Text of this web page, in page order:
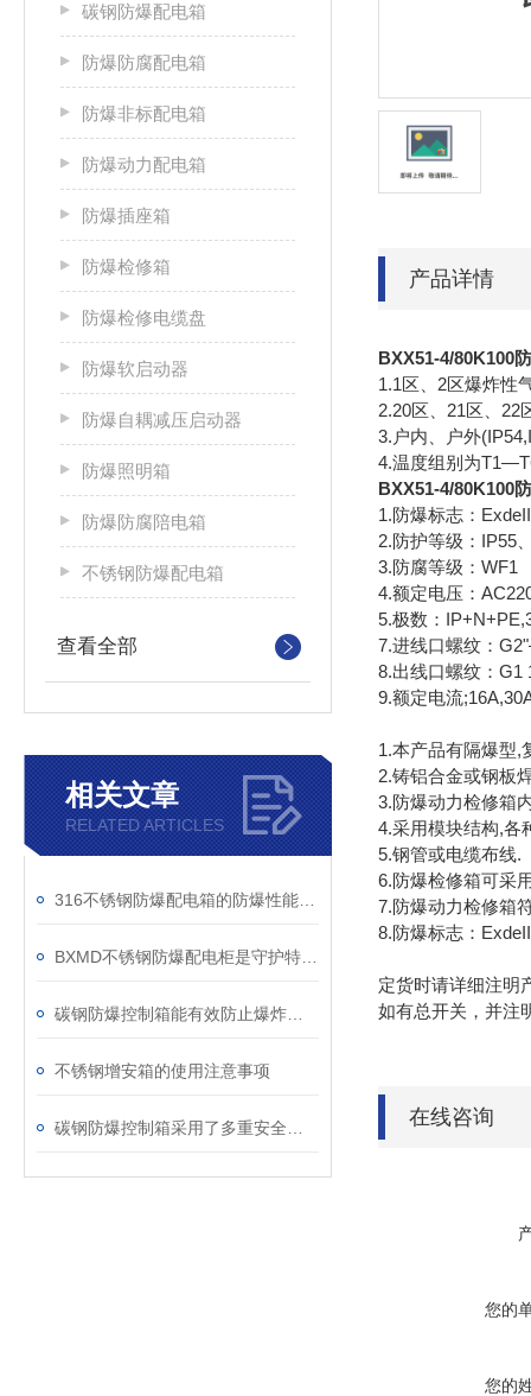
碳钢防爆配电箱
防爆防腐配电箱
防爆非标配电箱
防爆动力配电箱
防爆插座箱
防爆检修箱
防爆检修电缆盘
防爆软启动器
防爆自耦减压启动器
防爆照明箱
防爆防腐陪电箱
不锈钢防爆配电箱
查看全部
相关文章
RELATED ARTICLES
不锈钢增安箱的使用注意事项
产品详情
BXX51-4/80K100
1.1区、2区爆炸性
2.20区、21区、22
3.户内、户外
4.温度组别为
BXX51-4/80K100
1.防爆标志：
2.防护等级：IP55
3.防腐等级：WF1
4.额定电压：
5.极数：
7.进线口螺纹：
8.出线口螺纹：G1
9.额定电流
1.本产品有隔爆型,
2.铸铝合金或钢板
3.防爆动力检修箱
4.采用模块结构,各
5.钢管或电缆布线.
6.防爆检修箱可采
7.防爆动力检修箱
8.防爆标志：
定货时请详细注明
如有总开关，并注
在线咨询
您的
您的